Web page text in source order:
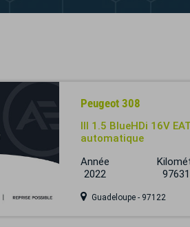
Peugeot 308
III 1.5 BlueHDi 16V
automatique
Année
2022
Guadeloupe - 97122